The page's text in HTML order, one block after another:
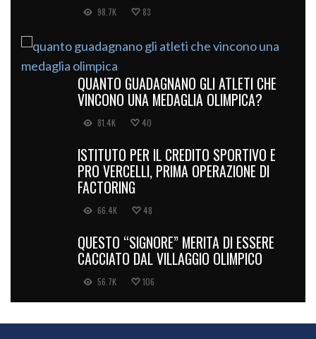
98.7K 83
QUANTO GUADAGNANO GLI ATLETI CHE
VINCONO UNA MEDAGLIA OLIMPICA?
81.4K 40
ISTITUTO PER IL CREDITO SPORTIVO E
PRO VERCELLI, PRIMA OPERAZIONE DI
FACTORING
66.4K 48
QUESTO “SIGNORE” MERITA DI ESSERE
CACCIATO DAL VILLAGGIO OLIMPICO
56.7K 106